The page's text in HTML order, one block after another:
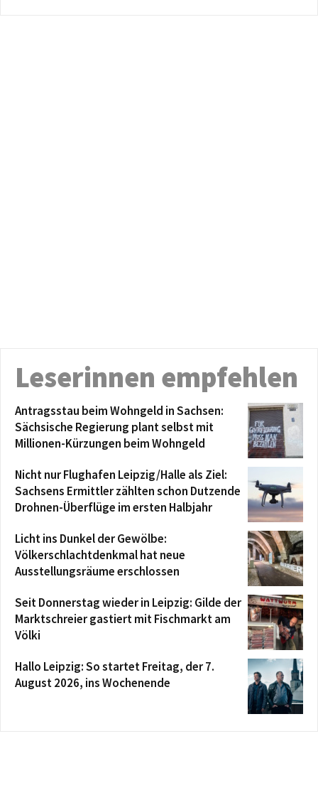
Leserinnen empfehlen
Antragsstau beim Wohngeld in Sachsen:
Sächsische Regierung plant selbst mit
Millionen-Kürzungen beim Wohngeld
Nicht nur Flughafen Leipzig/Halle als Ziel:
Sachsens Ermittler zählten schon Dutzende
Drohnen-Überflüge im ersten Halbjahr
Licht ins Dunkel der Gewölbe:
Völkerschlachtdenkmal hat neue
Ausstellungsräume erschlossen
Seit Donnerstag wieder in Leipzig: Gilde der
Marktschreier gastiert mit Fischmarkt am
Völki
Hallo Leipzig: So startet Freitag, der 7.
August 2026, ins Wochenende